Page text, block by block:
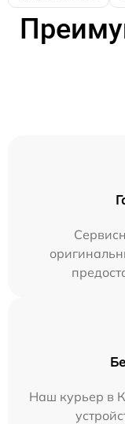
Наш курьер в